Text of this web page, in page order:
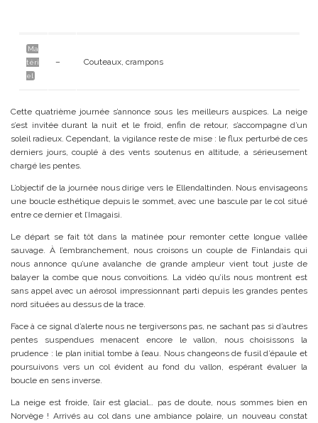
Ma
téri
el
– Couteaux, crampons
Cette quatrième journée s’annonce sous les meilleurs auspices. La neige
s’est invitée durant la nuit et le froid, enfin de retour, s’accompagne d’un
soleil radieux. Cependant, la vigilance reste de mise : le flux perturbé de ces
derniers jours, couplé à des vents soutenus en altitude, a sérieusement
chargé les pentes.
L’objectif de la journée nous dirige vers le Ellendaltinden. Nous envisageons
une boucle esthétique depuis le sommet, avec une bascule par le col situé
entre ce dernier et l’Imagaisi.
Le départ se fait tôt dans la matinée pour remonter cette longue vallée
sauvage. À l’embranchement, nous croisons un couple de Finlandais qui
nous annonce qu’une avalanche de grande ampleur vient tout juste de
balayer la combe que nous convoitions. La vidéo qu’ils nous montrent est
sans appel avec un aérosol impressionnant parti depuis les grandes pentes
nord situées au dessus de la trace.
Face à ce signal d’alerte nous ne tergiversons pas, ne sachant pas si d’autres
pentes suspendues menacent encore le vallon, nous choisissons la
prudence : le plan initial tombe à l’eau. Nous changeons de fusil d’épaule et
poursuivons vers un col évident au fond du vallon, espérant évaluer la
boucle en sens inverse.
La neige est froide, l’air est glacial… pas de doute, nous sommes bien en
Norvège ! Arrivés au col dans une ambiance polaire, un nouveau constat